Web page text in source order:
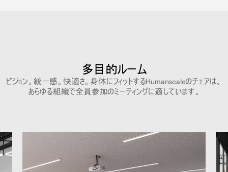
Region
多目的ルーム
ビジョン。統一感。快適さ。身体にフィットするHumanscaleのチェアは、
あらゆる組織で全員参加のミーティングに適しています。